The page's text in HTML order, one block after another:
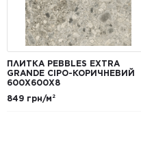
ПЛИТКА PEBBLES EXTRA
GRANDE СІРО-КОРИЧНЕВИЙ
600Х600Х8
849 грн/м²